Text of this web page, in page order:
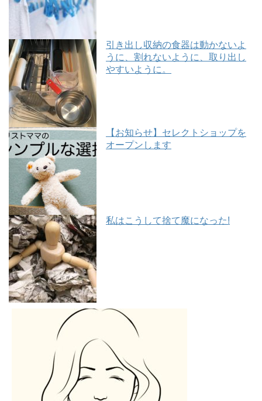
引き出し収納の食器は動かないよ
うに、割れないように、取り出し
やすいように。
【お知らせ】セレクトショップを
オープンします
私はこうして捨て魔になった!